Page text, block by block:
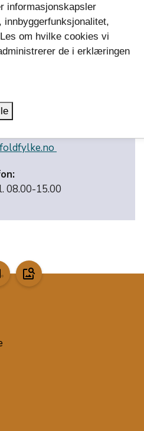
og
08.00-15.00
image_search
informasjonskapsler
om hvilke cookies vi
de i erklæringen